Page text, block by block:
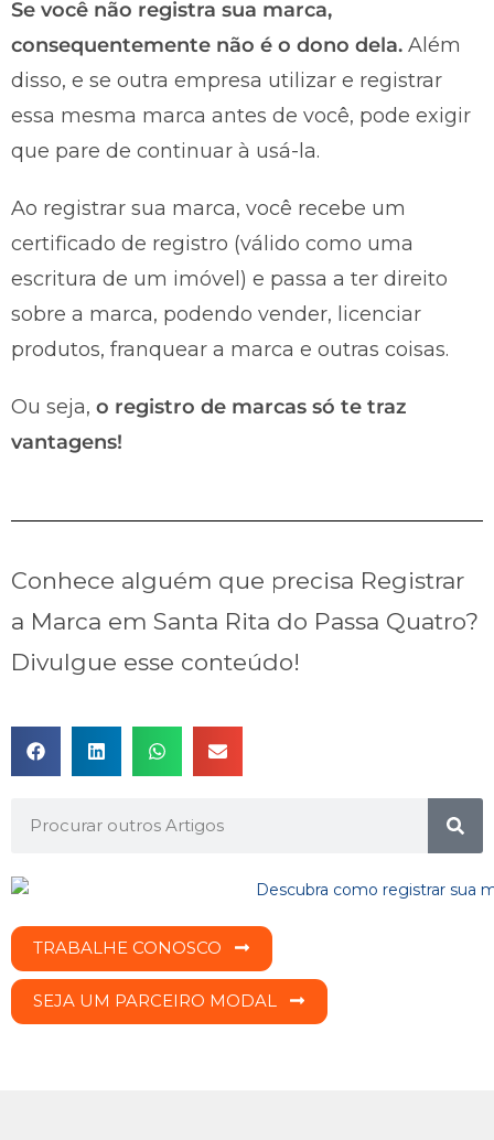
Se você não registra sua marca,
consequentemente não é o dono dela. Além
disso, e se outra empresa utilizar e registrar
essa mesma marca antes de você, pode exigir
que pare de continuar à usá-la.
Ao registrar sua marca, você recebe um
certificado de registro (válido como uma
escritura de um imóvel) e passa a ter direito
sobre a marca, podendo vender, licenciar
produtos, franquear a marca e outras coisas.
Ou seja, o registro de marcas só te traz
vantagens!
Conhece alguém que precisa Registrar
a Marca em Santa Rita do Passa Quatro?
Divulgue esse conteúdo!
TRABALHE CONOSCO
SEJA UM PARCEIRO MODAL